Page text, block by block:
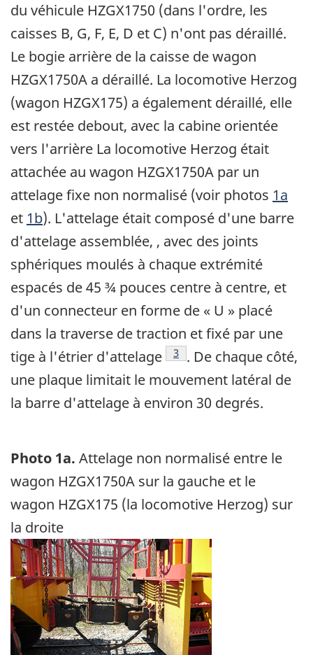
du véhicule HZGX1750 (dans l'ordre, les
caisses B, G, F, E, D et C) n'ont pas déraillé.
Le bogie arrière de la caisse de wagon
HZGX1750A a déraillé. La locomotive Herzog
(wagon HZGX175) a également déraillé, elle
est restée debout, avec la cabine orientée
vers l'arrière La locomotive Herzog était
attachée au wagon HZGX1750A par un
attelage fixe non normalisé (voir photos 1a
et 1b). L'attelage était composé d'une barre
d'attelage assemblée, , avec des joints
sphériques moulés à chaque extrémité
espacés de 45 ¾ pouces centre à centre, et
d'un connecteur en forme de « U » placé
dans la traverse de traction et fixé par une
tige à l'étrier d'attelage
Note de bas de page
3 . De chaque côté,
une plaque limitait le mouvement latéral de
la barre d'attelage à environ 30 degrés.
Photo 1a. Attelage non normalisé entre le
wagon HZGX1750A sur la gauche et le
wagon HZGX175 (la locomotive Herzog) sur
la droite
Image